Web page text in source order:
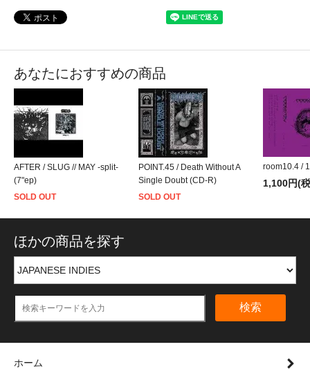
あなたにおすすめの商品
AFTER / SLUG // MAY -split-
(7"ep)
SOLD OUT
POINT.45 / Death Without A
Single Doubt (CD-R)
SOLD OUT
room10.4 /
1,100円(
ほかの商品を探す
検索
ホーム